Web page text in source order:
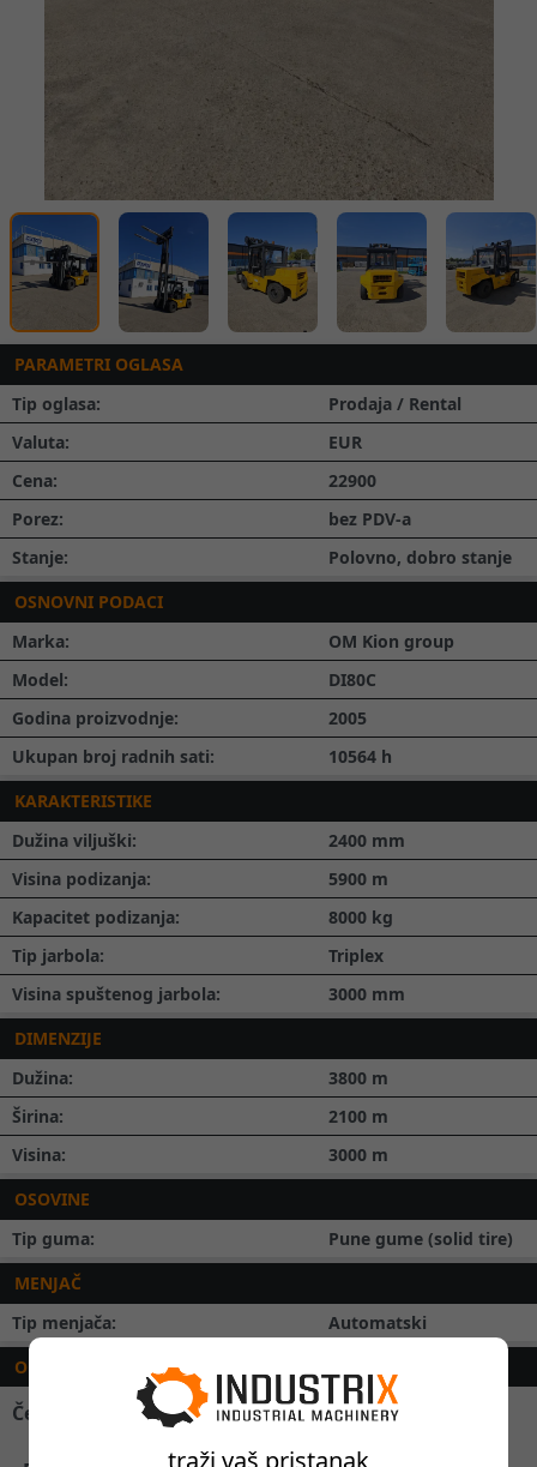
traži vaš pristanak
PARAMETRI OGLASA
Tip oglasa:
Prodaja / Rental
Valuta:
EUR
Cena:
22900
Porez:
bez PDV-a
Stanje:
Polovno, dobro stanje
OSNOVNI PODACI
Marka:
OM Kion group
Model:
DI80C
Godina proizvodnje:
2005
Ukupan broj radnih sati:
10564 h
KARAKTERISTIKE
Dužina viljuški:
2400 mm
Visina podizanja:
5900 m
Kapacitet podizanja:
8000 kg
Tip jarbola:
Triplex
Visina spuštenog jarbola:
3000 mm
DIMENZIJE
Dužina:
3800 m
Širina:
2100 m
Visina:
3000 m
OSOVINE
Tip guma:
Pune gume (solid tire)
MENJAČ
Tip menjača:
Automatski
OPIS
Čeoni dizel viljuškar nosivosti 8 tona